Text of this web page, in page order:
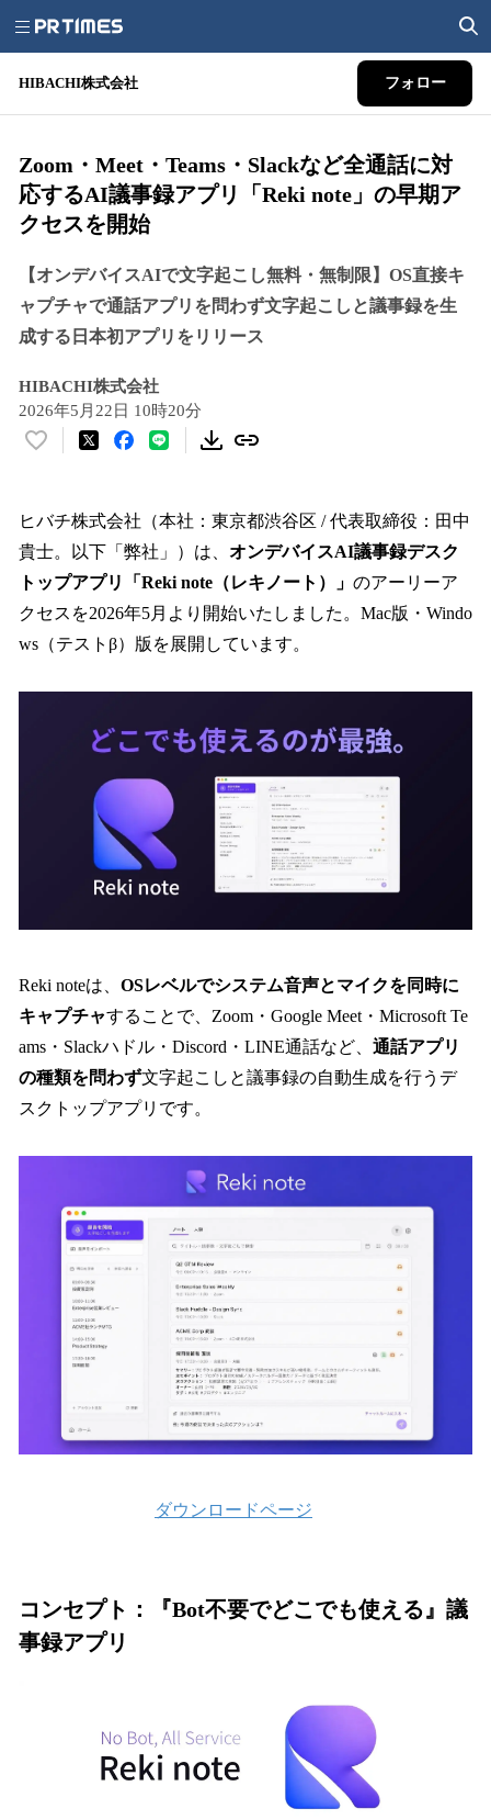
HIBACHI株式会社 フォロー
Zoom・Meet・Teams・Slackなど全通話に対
応するAI議事録アプリ「Reki note」の早期ア
クセスを開始
【オンデバイスAIで文字起こし無料・無制限】OS直接キ
ャプチャで通話アプリを問わず文字起こしと議事録を生
成する日本初アプリをリリース
HIBACHI株式会社
2026年5月22日 10時20分
い
！
数
読
み
込
み
ヒバチ株式会社（本社：東京都渋谷区 / 代表取締役：田中
貴士。以下「弊社」）は、 オンデバイスAI議事録デスク
トップアプリ「Reki note（レキノート）」 のアーリーア
クセスを2026年5月より開始いたしました。Mac版・Windo
ws（テストβ）版を展開しています。
Reki noteは、 OSレベルでシステム音声とマイクを同時に
キャプチャすることで、Zoom・Google Meet・Microsoft Te
ams・Slackハドル・Discord・LINE通話など、 通話アプリ
の種類を問わず文字起こしと議事録の自動生成を行うデ
スクトップアプリです。
ダウンロードページ
コンセプト：『Bot不要でどこでも使える』議
事録アプリ